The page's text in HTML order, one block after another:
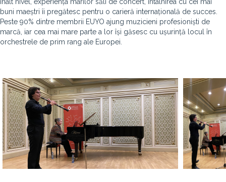
buni maeștri îi pregătesc pentru o carieră internațională de succes.
Peste 90% dintre membrii EUYO ajung muzicieni profesioniști de
marcă, iar cea mai mare parte a lor își găsesc cu ușurință locul în
orchestrele de prim rang ale Europei.